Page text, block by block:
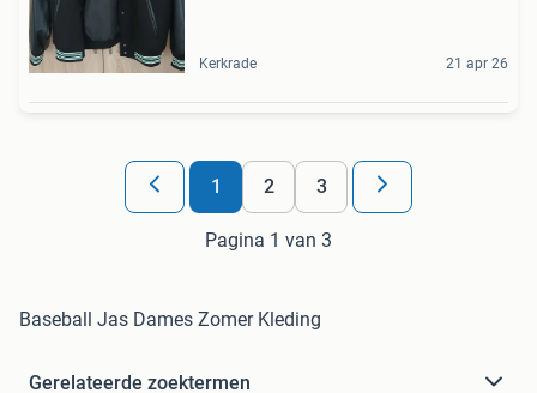
Kerkrade 21 apr 26
1 2 3
Pagina 1 van 3
Baseball Jas Dames Zomer Kleding
Gerelateerde zoektermen